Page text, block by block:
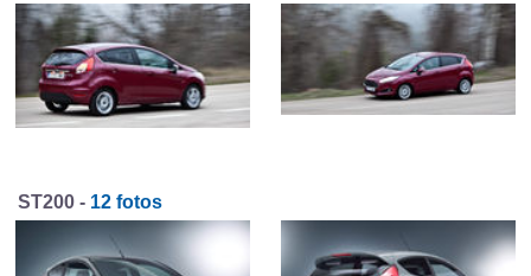
ST200 - 12 fotos